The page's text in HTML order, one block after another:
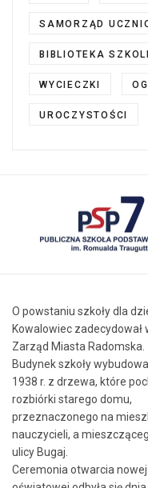
SAMORZĄD
BIBLIOTEKA
WYCIECZKI
UROCZYSTOŚCI
O powstaniu szkoły dla
Kowalowiec zadecydował
Zarząd Miasta Radomska.
Budynek szkoły
1938 r. z drzewa, które
rozbiórki starego domu,
przeznaczonego na
nauczycieli, a
ulicy Bugaj.
Ceremonia otwarcia